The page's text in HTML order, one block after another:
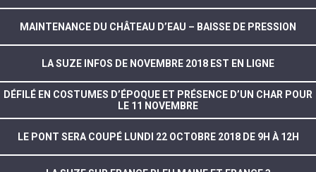
MAINTENANCE DU CHÂTEAU D’EAU – BAISSE DE PRESSION
LA SUZE INFOS DE NOVEMBRE 2018 EST EN LIGNE
DÉFILÉ EN COSTUMES D’ÉPOQUE ET PRÉSENCE D’UN CHAR POUR
LE 11 NOVEMBRE
LE PONT SERA COUPÉ LUNDI 22 OCTOBRE 2018 DE 9H À 12H